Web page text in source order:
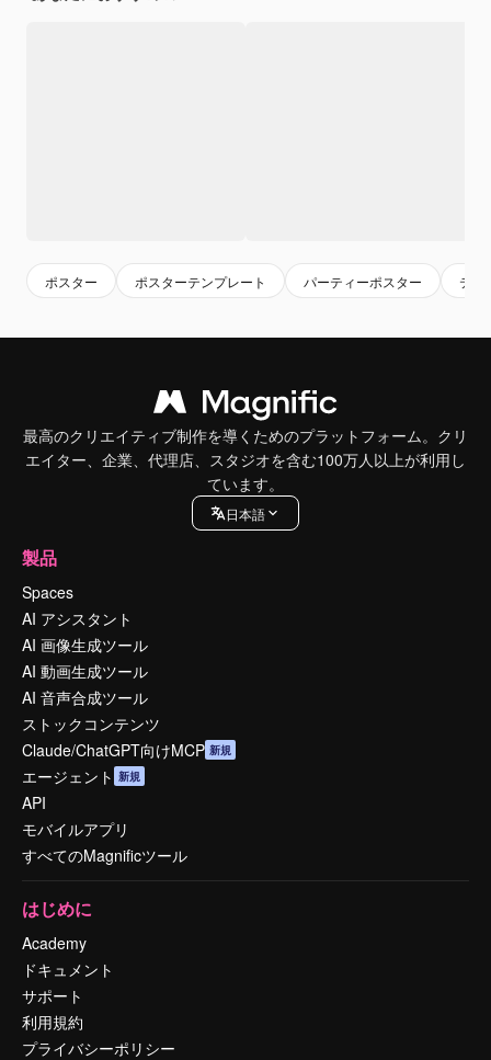
ポスター ポスターテンプレート パーティーポスター テン
最高のクリエイティブ制作を導くためのプラットフォーム。クリ
エイター、企業、代理店、スタジオを含む100万人以上が利用し
ています。
日本語
製品
Spaces
AI アシスタント
AI 画像生成ツール
AI 動画生成ツール
AI 音声合成ツール
ストックコンテンツ
Claude/ChatGPT向けMCP 新規
エージェント 新規
API
モバイルアプリ
すべてのMagnificツール
はじめに
Academy
ドキュメント
サポート
利用規約
プライバシーポリシー